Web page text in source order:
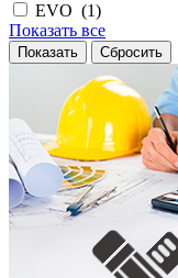
EVO (1)
Показать все